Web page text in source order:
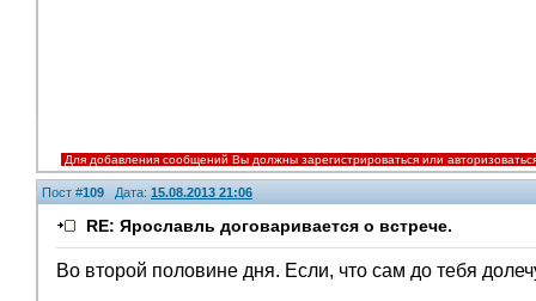
Для добавления сообщений Вы должны зарегистрироваться или
Пост #109 Дата: 15.08.2013 21:06
RE: Ярославль договаривается о встрече.
Во второй половине дня. Если, что сам до тебя